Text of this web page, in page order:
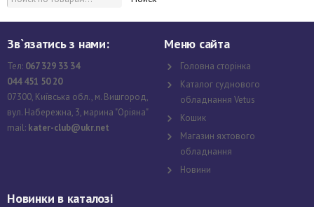
Зв`язатись з нами:
Тел: 067 329 33 34
044 451 50 20
07300, Київська обл., м. Вишгород,
вул. Набережна, 3, марина "Оріяна"
mail: kater-club@ukr.net
Меню сайта
Головна сторінка
Каталог суднового
обладнання Vetus
Кошик
Магазин яхтового
обладнання
Новини
Новинки в каталозі